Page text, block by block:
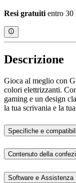
Resi gratuitientro 30
Descrizione
Gioca al meglio con
colori elettrizzanti.
gaming e un design
la tua scrivania e la
Specifiche e
Contenuto della
Software e Assistenza